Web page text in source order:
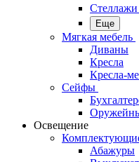
Стеллажи
Еще
Мягкая мебель
Диваны
Кресла
Кресла-
Сейфы
Освещение
Абажуры